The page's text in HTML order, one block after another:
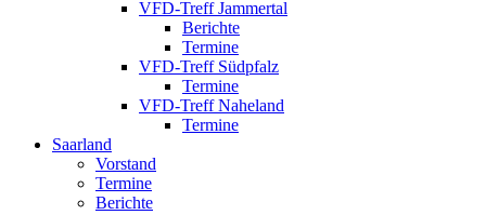
VFD-Treff Jammertal
Berichte
Termine
VFD-Treff Südpfalz
Termine
VFD-Treff Naheland
Termine
Saarland
Vorstand
Termine
Berichte